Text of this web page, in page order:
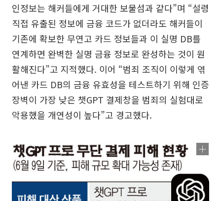
인정보는 해커들에게 거대한 보물섬과 같다”며 “설령
직접 유출된 정보에 금융 코드가 없더라도 해커들이
기존에 확보한 무연고 카드 정보들과 이 실명 DB를
연계하면 완벽한 실명 금융 정보로 완성하는 것이 원
활해진다”고 지적했다. 이어 “범죄 조직이 이렇게 엮
어낸 카드 DB의 금융 유효성을 테스트하기 위해 인증
장벽이 가장 낮은 챗GPT 결제창을 범죄의 실험대로
악용했을 개연성이 높다”고 경고했다.